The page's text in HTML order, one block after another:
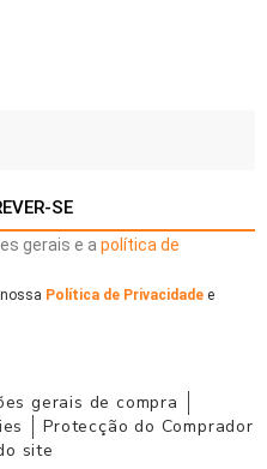
SE
gerais e a política de
Política de Privacidade e
gerais de compra
Protecção do Comprador
site